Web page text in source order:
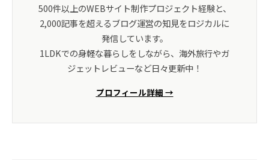
500件以上のWEBサイト制作プロジェクト経験と、
2,000記事を超えるブログ運営の知見をロジカルに
発信しています。
1LDKでの身軽な暮らしをしながら、海外旅行やガ
ジェットレビューなど日々更新中！
プロフィール詳細 →